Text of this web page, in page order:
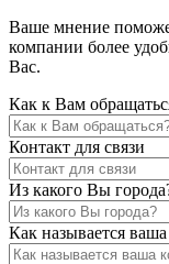
Ваше мнение
компании более
Вас.
Как к Вам
Контакт для связи
Из какого Вы
Как называется